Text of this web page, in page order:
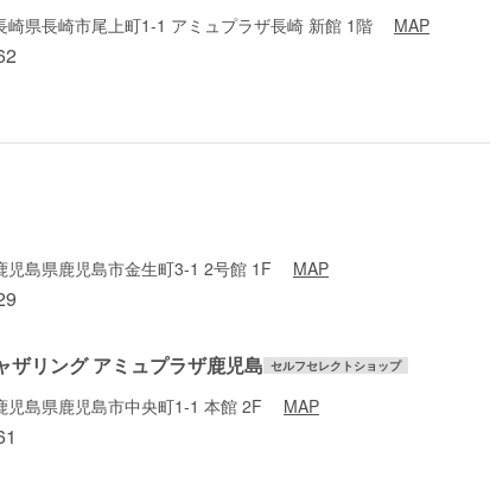
崎県長崎市尾上町1-1 アミュプラザ長崎 新館 1階 MAP
児島県鹿児島市金生町3-1 2号館 1F MAP
ザリング アミュプラザ鹿児島 セルフセレクトショップ
児島県鹿児島市中央町1-1 本館 2F MAP